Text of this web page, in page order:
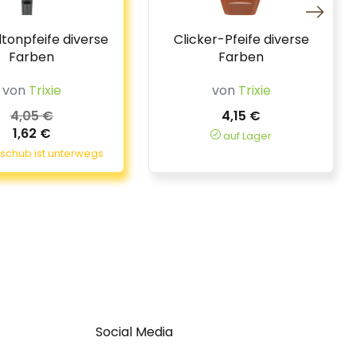
diverse
Farben
von Trixie
4,05 €
1,62 €
ist unterwegs
Clicker-Pfeife diverse
Farben
von Trixie
4,15 €
auf Lager
Social Media